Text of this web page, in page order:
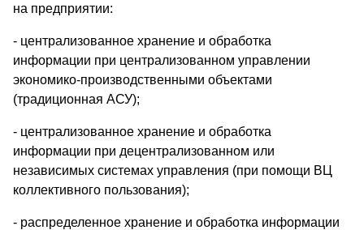
на предприятии:
- централизованное хранение и обработка
информации при централизованном управлении
экономико-производственными объектами
(традиционная АСУ);
- централизованное хранение и обработка
информации при децентрализованном или
независимых системах управления (при помощи ВЦ
коллективного пользования);
- распределенное хранение и обработка информации